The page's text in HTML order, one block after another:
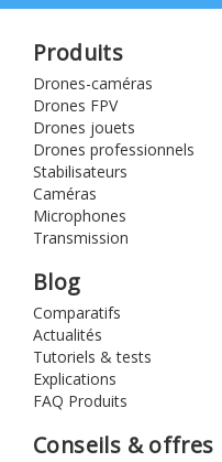
Produits
Drones-caméras
Drones FPV
Drones jouets
Drones professionnels
Stabilisateurs
Caméras
Microphones
Transmission
Blog
Comparatifs
Actualités
Tutoriels & tests
Explications
FAQ Produits
Conseils & offres